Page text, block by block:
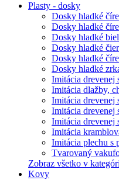
Plasty - dosky
Dosky hladké číre
Dosky hladké
Dosky hladké
Dosky hladké
Dosky hladké
Dosky hladké
Imitácia drevenej
Imitácia dlažby,
Imitácia drevenej
Imitácia drevenej
Imitácia drevenej
Imitácia
Imitácia plechu s
Tvarovaný
Zobraz všetko v
Kovy